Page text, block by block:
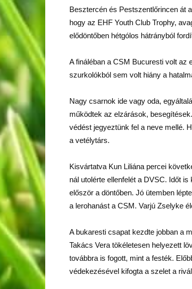
Besztercén és Pestszentlőrincen át
hogy az EHF Youth Club Trophy,
elődöntőben hétgólos hátrányból
A fináléban a CSM Bucuresti volt az
szurkolókból sem volt hiány a
Nagy csarnok ide vagy oda,
működtek az elzárások,
védést jegyeztünk fel a neve mellé.
a vetélytárs.
Kisvártatva Kun Liliána percei
nál utolérte ellenfelét a DVSC. Időt
először a döntőben. Jó ütemben
a lerohanást a CSM. Varjú Zselyke
A bukaresti csapat kezdte jobban a
Takács Vera tökéletesen helyezett
továbbra is fogott, mint a festék.
védekezésével kifogta a szelet a